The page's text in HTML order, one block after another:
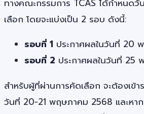
ทางคณะกรรมการ TCAS ได้กำหนดวั
เลือก โดยจะแบ่งเป็น 2 รอบ ดังนี้:
รอบที่ 1 ประกาศผลในวันที่ 20
รอบที่ 2 ประกาศผลในวันที่ 25
สำหรับผู้ที่ผ่านการคัดเลือก จะต้องเข้
วันที่ 20-21 พฤษภาคม 2568 และหา